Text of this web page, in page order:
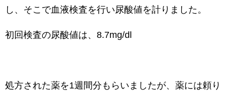
し、そこで血液検査を行い尿酸値を計りました。
初回検査の尿酸値は、8.7mg/dl
処方された薬を1週間分もらいましたが、薬には頼り